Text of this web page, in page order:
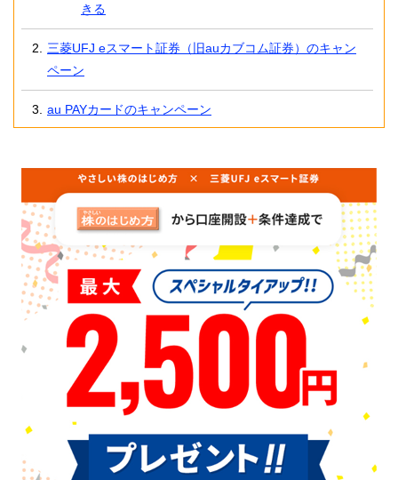
きる
三菱UFJ eスマート証券（旧auカブコム証券）のキャン
ペーン
au PAYカードのキャンペーン